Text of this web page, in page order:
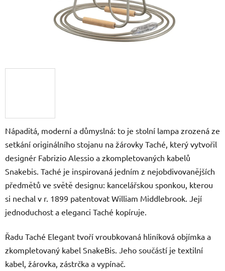
Nápaditá, moderní a důmyslná: to je stolní lampa zrozená ze
setkání originálního stojanu na žárovky Taché, který vytvořil
designér Fabrizio Alessio a zkompletovaných kabelů
Snakebis. Taché je inspirovaná jedním z nejobdivovanějších
předmětů ve světě designu: kancelářskou sponkou, kterou
si nechal v r. 1899 patentovat William Middlebrook. Její
jednoduchost a eleganci Taché kopíruje.
Řadu Taché Elegant tvoří vroubkovaná hliníková objímka a
zkompletovaný kabel SnakeBis. Jeho součástí je textilní
kabel, žárovka, zástrčka a vypínač.